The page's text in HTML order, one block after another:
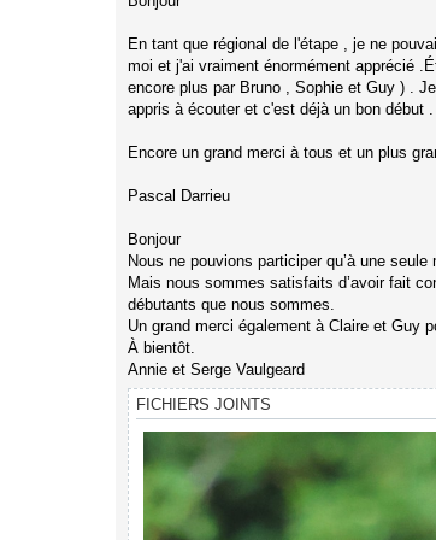
En tant que régional de l'étape , je ne
moi et j'ai vraiment énormément apprécié
encore plus par Bruno , Sophie et Guy ) .
appris à écouter et c'est déjà un bon début
Encore un grand merci à tous et un plus
Pascal Darrieu
Bonjour
Nous ne pouvions participer qu’à une
Mais nous sommes satisfaits d’avoir fait
débutants que nous sommes.
Un grand merci également à Claire et Guy
À bientôt.
Annie et Serge Vaulgeard
FICHIERS JOINTS